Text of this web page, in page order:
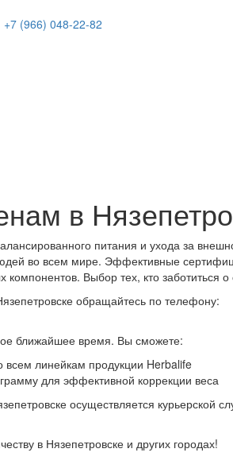
+7 (966) 048-22-82
в
питания и ухода за
во всем мире. Эффективные
компонентов. Выбор тех, кто заботиться
обращайтесь по телефону:
ближайшее время. Вы сможете:
линейкам продукции Herbalife
для эффективной коррекции веса
осуществляется курьерской
в Нязепетровске и других городах!